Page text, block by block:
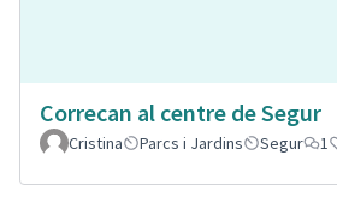
Correcan al centre de Segur
Cristina
Parcs i Jardins Segur 1